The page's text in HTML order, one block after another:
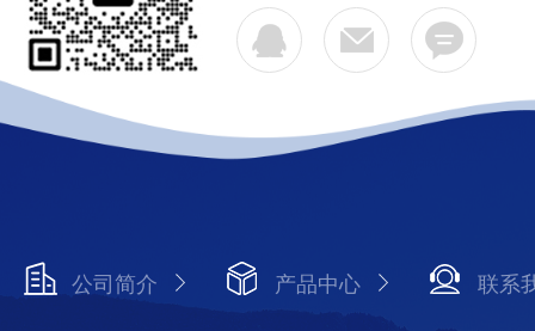
公司简介 产品中心 联系